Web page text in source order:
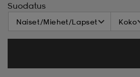
Suodatus
Naiset/Miehet/Lapset Koko